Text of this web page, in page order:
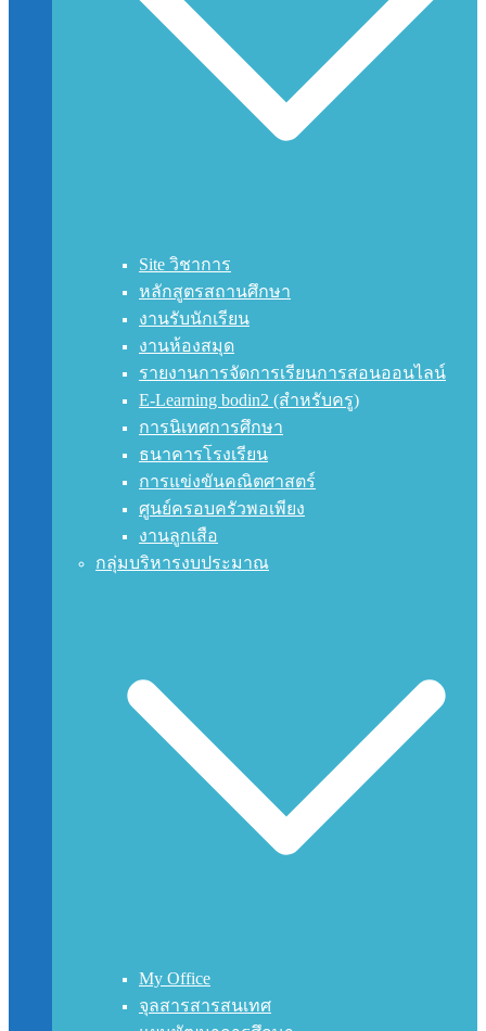
Site วิชาการ
หลักสูตรสถานศึกษา
งานรับนักเรียน
งานห้องสมุด
รายงานการจัดการเรียนการสอนออนไลน์
E-Learning bodin2 (สำหรับครู)
การนิเทศการศึกษา
ธนาคารโรงเรียน
การแข่งขันคณิตศาสตร์
ศูนย์ครอบครัวพอเพียง
งานลูกเสือ
กลุ่มบริหารงบประมาณ
My Office
จุลสารสารสนเทศ